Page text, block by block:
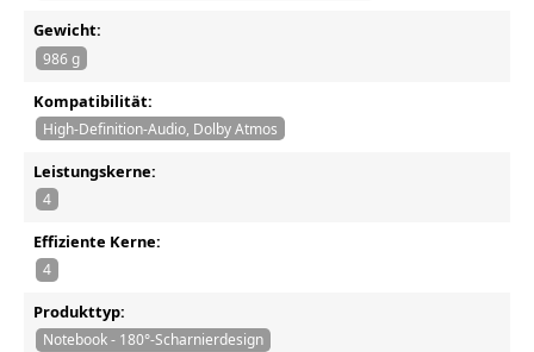
Gewicht:
986 g
Kompatibilität:
High-Definition-Audio, Dolby Atmos
Leistungskerne:
4
Effiziente Kerne:
4
Produkttyp:
Notebook - 180°-Scharnierdesign